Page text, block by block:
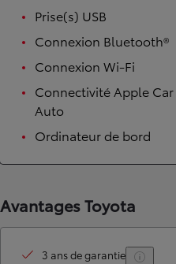
Prise(s) USB
Connexion Bluetooth®
Connexion Wi-Fi
Connectivité Apple
Auto
Ordinateur de bord
Avantages Toyota
3 ans de garantie